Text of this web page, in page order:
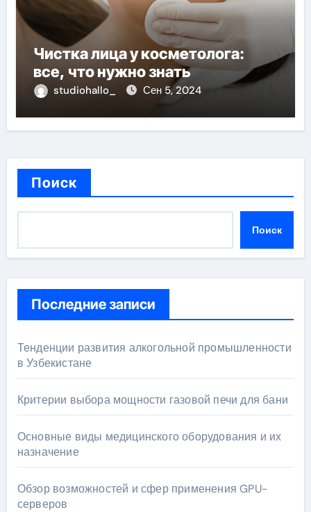
Чистка лица у косметолога:
все, что нужно знать
studiohallo_ Сен 5, 2024
Поиск
Поиск
Последние записи
Тенденции развития алкогольной промышленности
в Узбекистане
Критерии выбора мощности газовой печи для бани
Основные виды медицинского оборудования и их
назначение
Обзор возможностей и сфер применения GPU-
серверов